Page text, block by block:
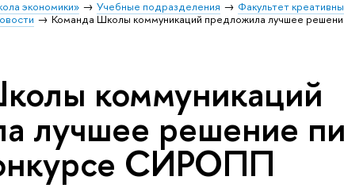
экономики» Учебные подразделения Факультет
Команда Школы коммуникаций предложила лучшее
коммуникаций
лучшее решение
СИРОПП